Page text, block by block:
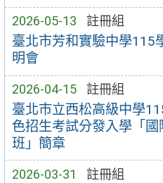
2026-05-13 註冊組
臺北市芳和實驗中學115
明會
2026-04-15 註冊組
臺北市立西松高級中學
色招生考試分發入學「
班」簡章
2026-03-31 註冊組